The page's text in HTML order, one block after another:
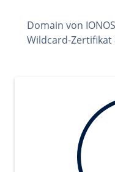
Domain von
Wildcard-Zertifikat